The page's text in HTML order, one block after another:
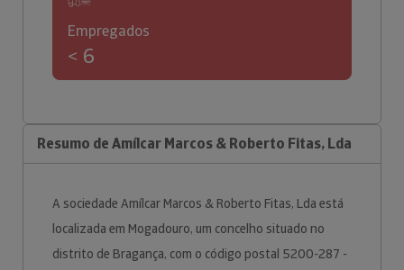
Empregados
< 6
Resumo de Amílcar Marcos & Roberto Fitas, Lda
A sociedade Amílcar Marcos & Roberto Fitas, Lda está
localizada em Mogadouro, um concelho situado no
distrito de Bragança, com o código postal 5200-287 -